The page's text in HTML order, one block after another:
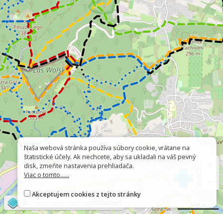
Naša webová stránka používa súbory cookie, vrátane na
štatistické účely. Ak nechcete, aby sa ukladali na váš pevný
disk, zmeňte nastavenia prehliadača.
Viac o tomto......
Akceptujem cookies z tejto stránky